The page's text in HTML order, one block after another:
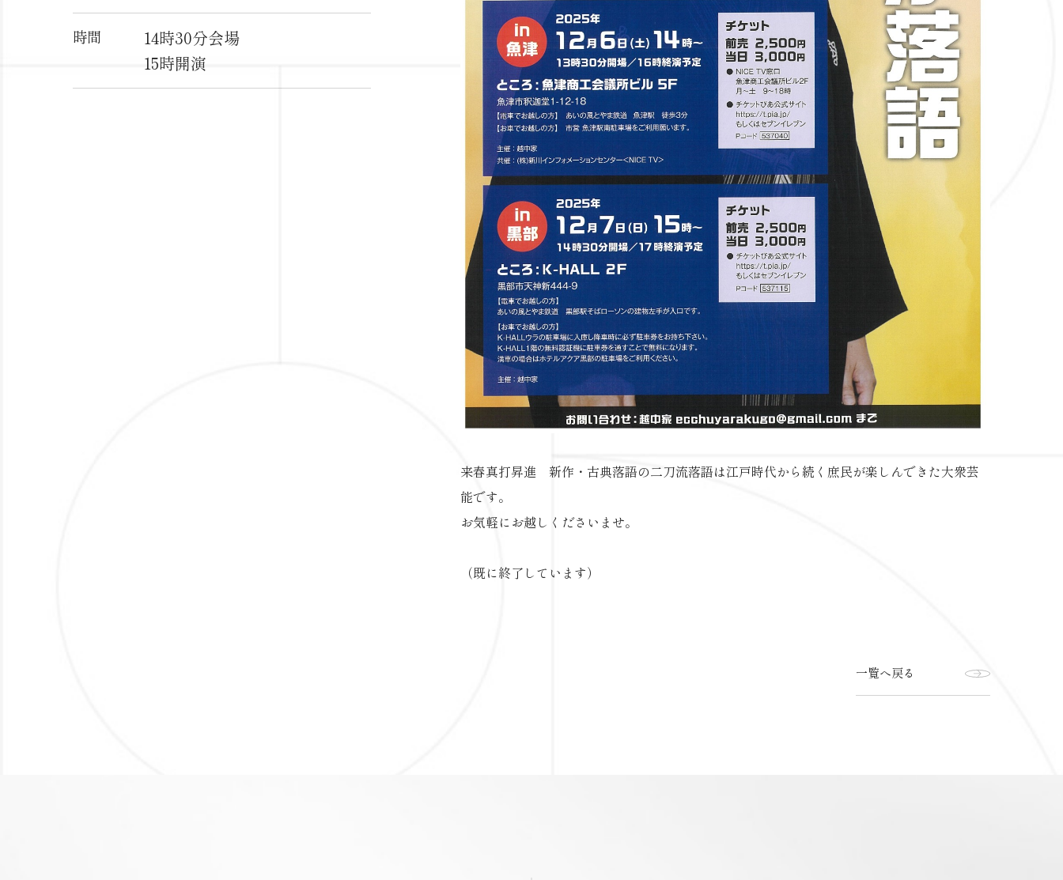
来春真打昇進 新作・古典落語の二刀流落語は江戸時代から続く庶民が楽しんできた大衆芸
能です。
お気軽にお越しくださいませ。
（既に終了しています）
一覧へ戻る
時間
14時30分会場
15時開演